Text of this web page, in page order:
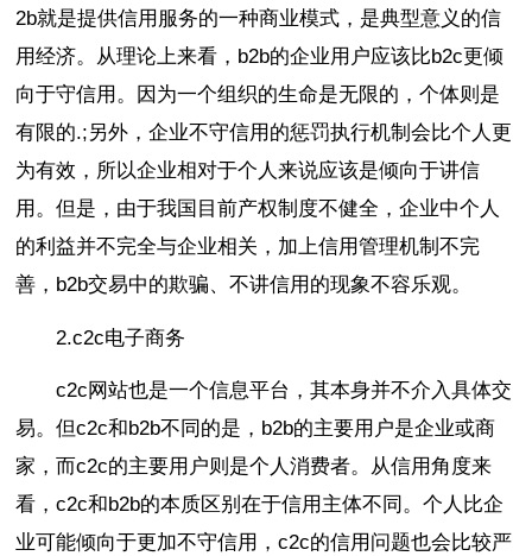
2b就是提供信用服务的一种商业模式，是典型意义的信
用经济。从理论上来看，b2b的企业用户应该比b2c更倾
向于守信用。因为一个组织的生命是无限的，个体则是
有限的.;另外，企业不守信用的惩罚执行机制会比个人更
为有效，所以企业相对于个人来说应该是倾向于讲信
用。但是，由于我国目前产权制度不健全，企业中个人
的利益并不完全与企业相关，加上信用管理机制不完
善，b2b交易中的欺骗、不讲信用的现象不容乐观。
2.c2c电子商务
c2c网站也是一个信息平台，其本身并不介入具体交
易。但c2c和b2b不同的是，b2b的主要用户是企业或商
家，而c2c的主要用户则是个人消费者。从信用角度来
看，c2c和b2b的本质区别在于信用主体不同。个人比企
业可能倾向于更加不守信用，c2c的信用问题也会比较严